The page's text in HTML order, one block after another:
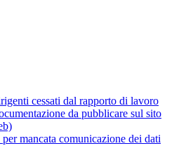
cessati dal rapporto di lavoro
da pubblicare sul sito
mancata comunicazione dei dati